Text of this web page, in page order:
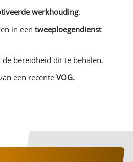
werkhouding.
in een tweeploegendienst
bereidheid dit te behalen.
een recente VOG.